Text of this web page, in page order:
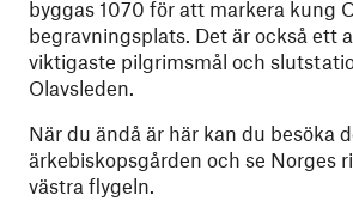
byggas 1070 för att markera kung
begravningsplats. Det är också ett
viktigaste pilgrimsmål och
Olavsleden.
När du ändå är här kan du besöka
ärkebiskopsgården och se Norges
västra flygeln.